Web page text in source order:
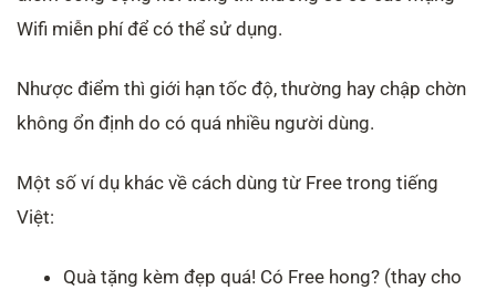
Wifi miễn phí để có thể sử dụng.
Nhược điểm thì giới hạn tốc độ, thường hay chập chờn
không ổn định do có quá nhiều người dùng.
Một số ví dụ khác về cách dùng từ Free trong tiếng
Việt:
Quà tặng kèm đẹp quá! Có Free hong? (thay cho